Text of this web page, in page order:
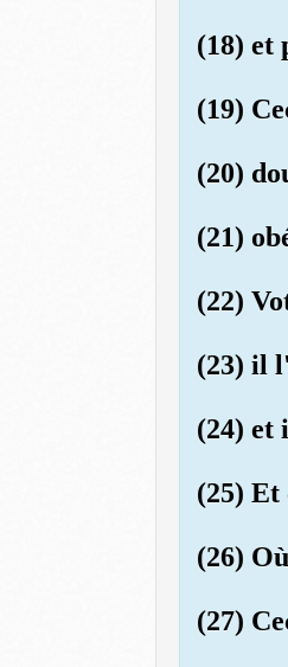
(18) et
(19)
(20)
(21)
(22)
(23) il
(24) et
(25)
(26)
(27)